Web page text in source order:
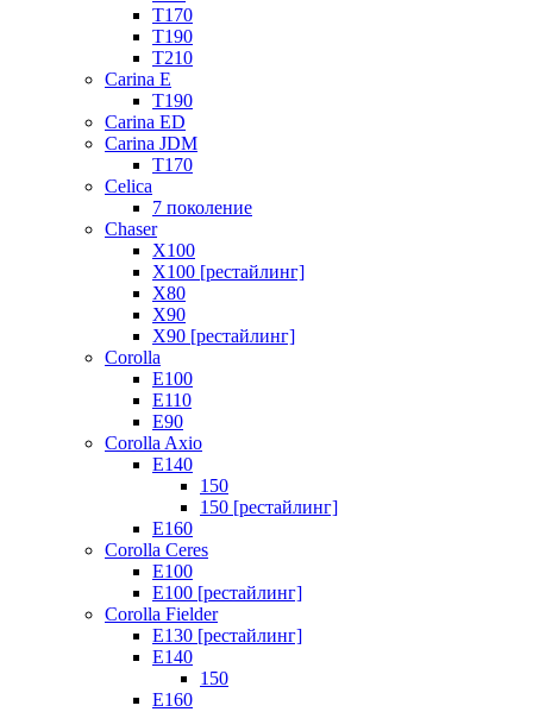
T170
T190
T210
Carina E
T190
Carina ED
Carina JDM
T170
Celica
7 поколение
Chaser
X100
X100 [рестайлинг]
X80
X90
X90 [рестайлинг]
Corolla
E100
E110
E90
Corolla Axio
E140
150
150 [рестайлинг]
E160
Corolla Ceres
E100
E100 [рестайлинг]
Corolla Fielder
E130 [рестайлинг]
E140
150
E160